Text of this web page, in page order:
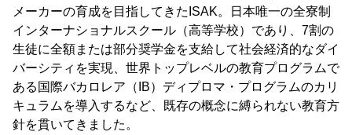
メーカーの育成を目指してきたISAK。日本唯一の全寮制
インターナショナルスクール（高等学校）であり、7割の
生徒に全額または部分奨学金を支給して社会経済的なダイ
バーシティを実現、世界トップレベルの教育プログラムで
ある国際バカロレア（IB）ディプロマ・プログラムのカリ
キュラムを導入するなど、既存の概念に縛られない教育方
針を貫いてきました。